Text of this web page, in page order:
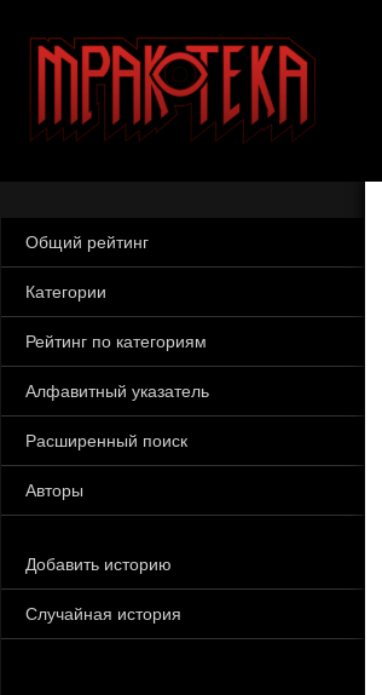
Общий рейтинг
Категории
Рейтинг по категориям
Алфавитный указатель
Расширенный поиск
Авторы
Добавить историю
Случайная история